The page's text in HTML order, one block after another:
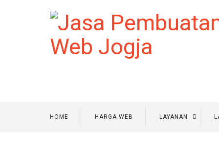
HOME HARGA WEB LAYANAN